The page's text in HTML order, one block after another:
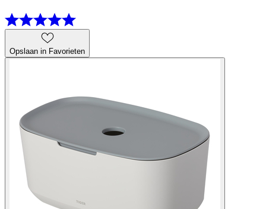
Opslaan in Favorieten